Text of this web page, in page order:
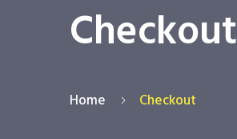
Checkout
Home Checkout